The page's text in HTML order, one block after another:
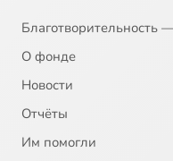
О фонде
Новости
Отчёты
Им помогли